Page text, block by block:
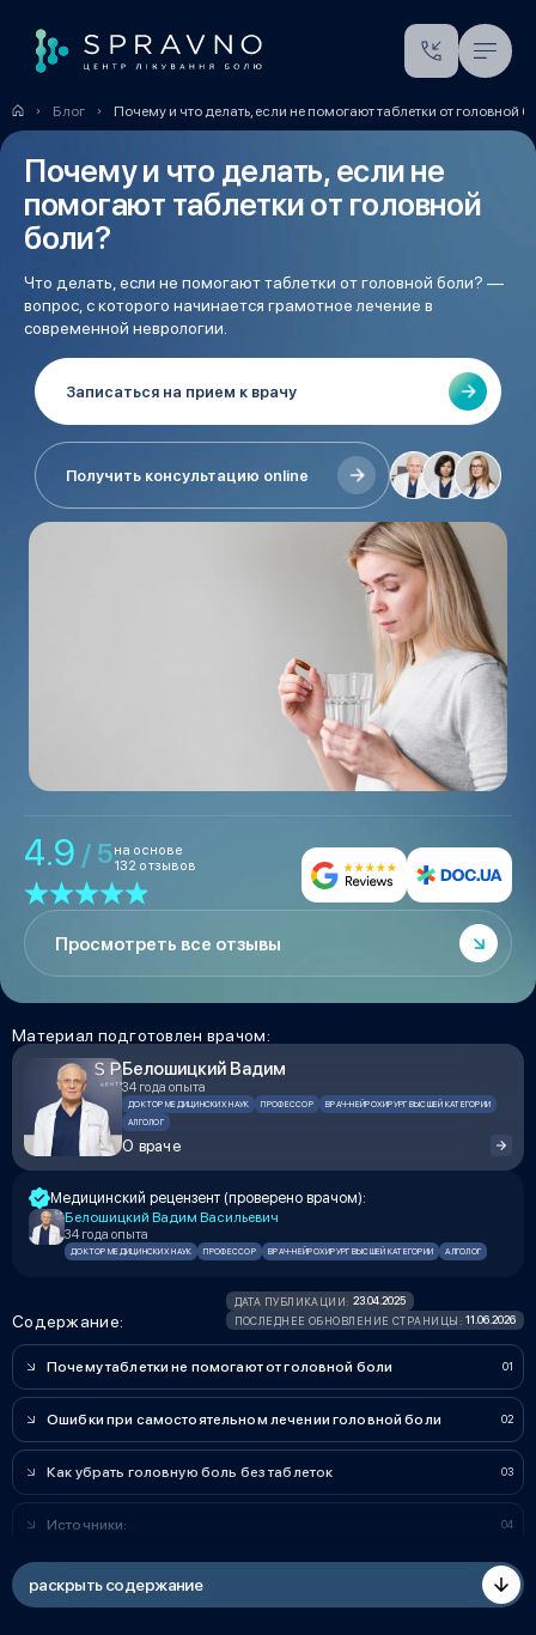
Блог Почему и что делать, если не помогают таблетки от головной
Почему и что делать, если не
помогают таблетки от головной
боли?
Что делать, если не помогают таблетки от головной боли? —
вопрос, с которого начинается грамотное лечение в
современной неврологии.
Записаться на прием к врачу
Получить консультацию online
4.9 / 5на основе
132 отзывов
Просмотреть все отзывы
Материал подготовлен врачом:
Белошицкий Вадим
34 года опыта
ДОКТОР МЕДИЦИНСКИХ НАУК ПРОФЕССОР
ВРАЧ-НЕЙРОХИРУРГ ВЫСШЕЙ КАТЕГОРИИ
АЛГОЛОГ
О враче
Медицинский рецензент (проверено врачом):
Белошицкий Вадим Васильевич
34 года опыта
ДОКТОР МЕДИЦИНСКИХ НАУК ПРОФЕССОР ВРАЧ-НЕЙРОХИРУРГ ВЫСШЕЙ КАТЕГОРИИ АЛГОЛОГ
Содержание:
ДАТА ПУБЛИКАЦИИ: 23.04.2025
ПОСЛЕДНЕЕ ОБНОВЛЕНИЕ СТРАНИЦЫ: 11.06.2026
Почему таблетки не помогают от головной боли
Ошибки при самостоятельном лечении головной боли
Как убрать головную боль без таблеток
Источники:
раскрыть содержание